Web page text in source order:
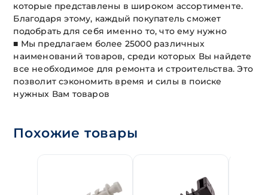
которые представлены в широком ассортименте.
Благодаря этому, каждый покупатель сможет
подобрать для себя именно то, что ему нужно
■ Мы предлагаем более 25000 различных
наименований товаров, среди которых Вы найдете
все необходимое для ремонта и строительства. Это
позволит сэкономить время и силы в поиске
нужных Вам товаров
Похожие товары